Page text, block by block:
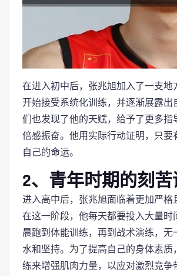
在进入初中后，张兆旭加入了一支地
开始接受系统化训练，并逐渐展露出
们也发现了他的天赋，给予了更多指
倍感振奋。他用实际行动证明，只要
自己的命运。
2、青年时期的刻
进入高中后，张兆旭面临着更加严格
在这一阶段，他每天都要投入大量时
晨跑到体能训练，再到战术演练，无
水和坚持。为了提高自己的身体素质
练来增强肌肉力量，以应对激烈竞争